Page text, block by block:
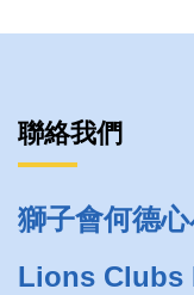
聯絡我們
獅子會何德
Lions Clubs